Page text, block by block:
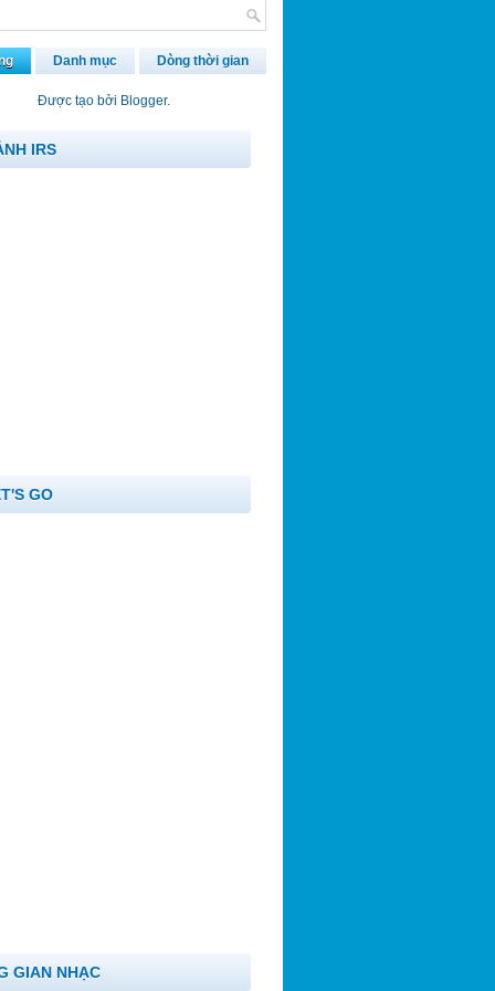
Danh mục Dòng thời gian
Được tạo bởi Blogger.
IRS
GO
GIAN NHẠC